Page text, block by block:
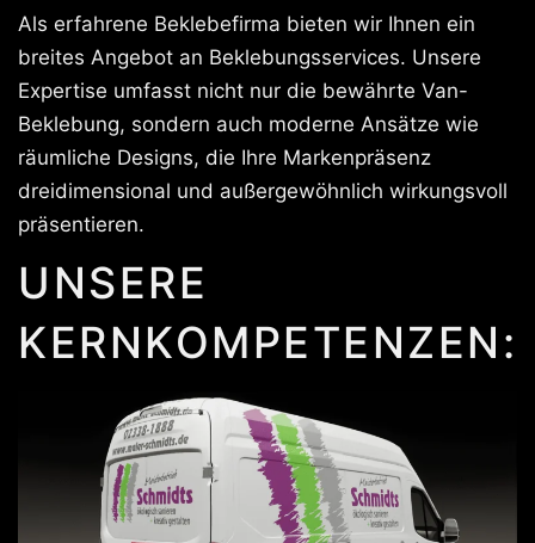
Als erfahrene Beklebefirma bieten wir Ihnen ein
breites Angebot an Beklebungsservices. Unsere
Expertise umfasst nicht nur die bewährte Van-
Beklebung, sondern auch moderne Ansätze wie
räumliche Designs, die Ihre Markenpräsenz
dreidimensional und außergewöhnlich wirkungsvoll
präsentieren.
UNSERE
KERNKOMPETENZEN: